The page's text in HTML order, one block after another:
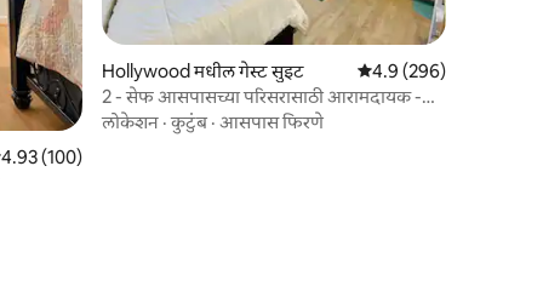
4.93 सरासरी रेटिंग, 100 रिव्ह्यूज
4.93 (100)
Hollywood मधील गेस्ट सुइट 5 पैकी 4.9 सरासरी रेटिंग,
4.9 (296)
2 - सेफ आसपासच्या परिसरासाठी आरामदायक -
खाजगी स्टुडिओ सुईट
लोकेशन ·कुटुंब· आसपास फिरणे